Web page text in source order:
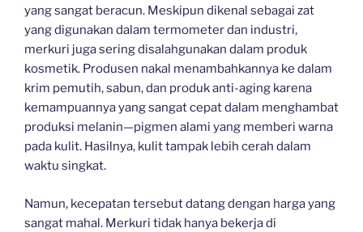
yang sangat beracun. Meskipun dikenal sebagai zat
yang digunakan dalam termometer dan industri,
merkuri juga sering disalahgunakan dalam produk
kosmetik. Produsen nakal menambahkannya ke dalam
krim pemutih, sabun, dan produk anti-aging karena
kemampuannya yang sangat cepat dalam menghambat
produksi melanin—pigmen alami yang memberi warna
pada kulit. Hasilnya, kulit tampak lebih cerah dalam
waktu singkat.
Namun, kecepatan tersebut datang dengan harga yang
sangat mahal. Merkuri tidak hanya bekerja di